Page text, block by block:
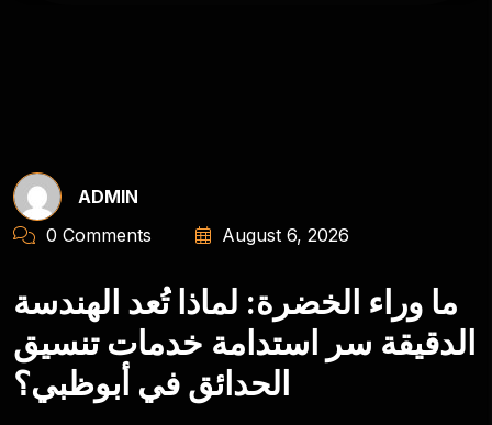
ADMIN
0 Comments
August 6, 2026
ما وراء الخضرة: لماذا تُعد الهندسة
الدقيقة سر استدامة خدمات تنسيق
الحدائق في أبوظبي؟